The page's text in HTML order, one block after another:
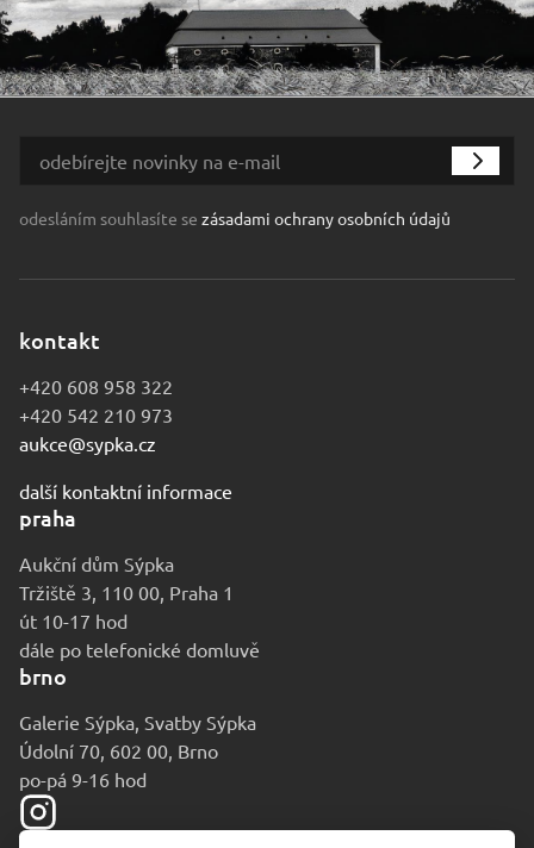
odesláním souhlasíte se zásadami ochrany osobních údajů
kontakt
+420 608 958 322
+420 542 210 973
aukce@sypka.cz
další kontaktní informace
praha
Aukční dům Sýpka
Tržiště 3, 110 00, Praha 1
út 10-17 hod
dále po telefonické domluvě
brno
Galerie Sýpka, Svatby Sýpka
Údolní 70, 602 00, Brno
po-pá 9-16 hod